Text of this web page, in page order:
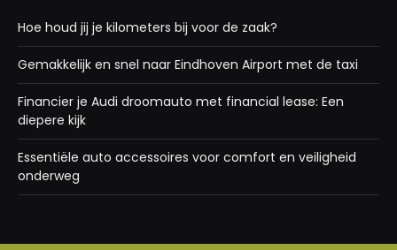
Hoe houd jij je kilometers bij voor de zaak?
Gemakkelijk en snel naar Eindhoven Airport met de taxi
Financier je Audi droomauto met financial lease: Een
diepere kijk
Essentiële auto accessoires voor comfort en veiligheid
onderweg